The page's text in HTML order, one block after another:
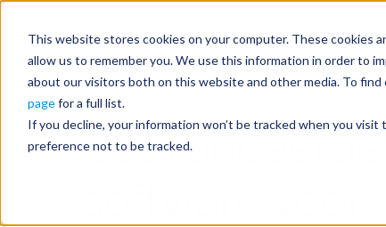
This website stores cookies on your computer. These cookies
allow us to remember you. We use this information in order to
about our visitors both on this website and other media. To
pagefor a full list.
If you decline, your information won’t be tracked when you
preference not to be tracked.
DIGITAL ASSET MANAGEMENT